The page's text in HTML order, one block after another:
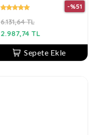
Parfüm
6.131,64 TL
-%51
2.987,74 TL
Sepete Ekle